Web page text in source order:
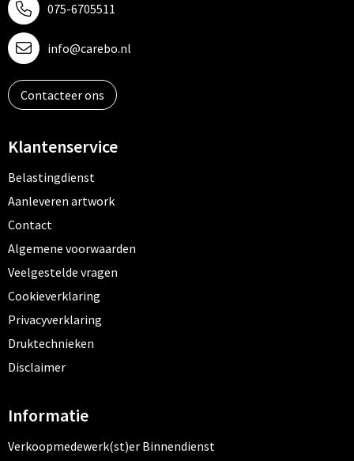
075-6705511
info@carebo.nl
Contacteer ons
Klantenservice
Belastingdienst
Aanleveren artwork
Contact
Algemene voorwaarden
Veelgestelde vragen
Cookieverklaring
Privacyverklaring
Druktechnieken
Disclaimer
Informatie
Verkoopmedewerk(st)er Binnendienst